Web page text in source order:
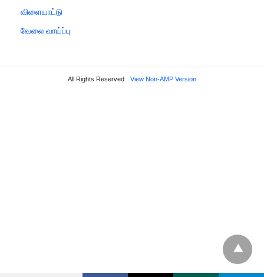
விளையாட்டு
வேலை வாய்ப்பு
All Rights Reserved View Non-AMP Version